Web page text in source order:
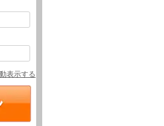
表示する